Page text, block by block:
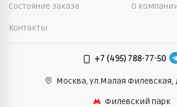
Состояние заказа О
Контакты
+7 (495) 788-77-50
Москва, ул.Малая Филевская,
Филевский парк